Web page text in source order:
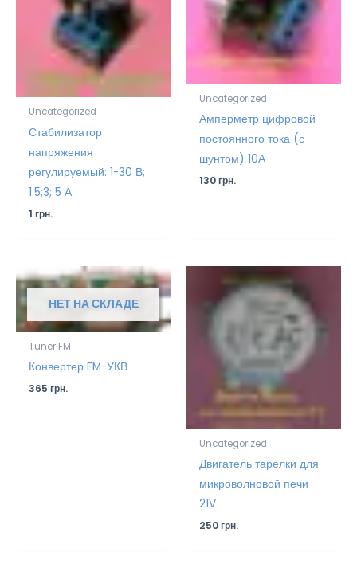
Uncategorized
Стабилизатор
напряжения
регулируемый: 1-30 В;
1.5;3; 5 А
1грн.
Uncategorized
Амперметр цифровой
постоянного тока (с
шунтом) 10А
130грн.
НЕТ НА СКЛАДЕ
Tuner FM
Конвертер FM-УКВ
365грн.
Uncategorized
Двигатель тарелки для
микроволновой печи
21V
250грн.